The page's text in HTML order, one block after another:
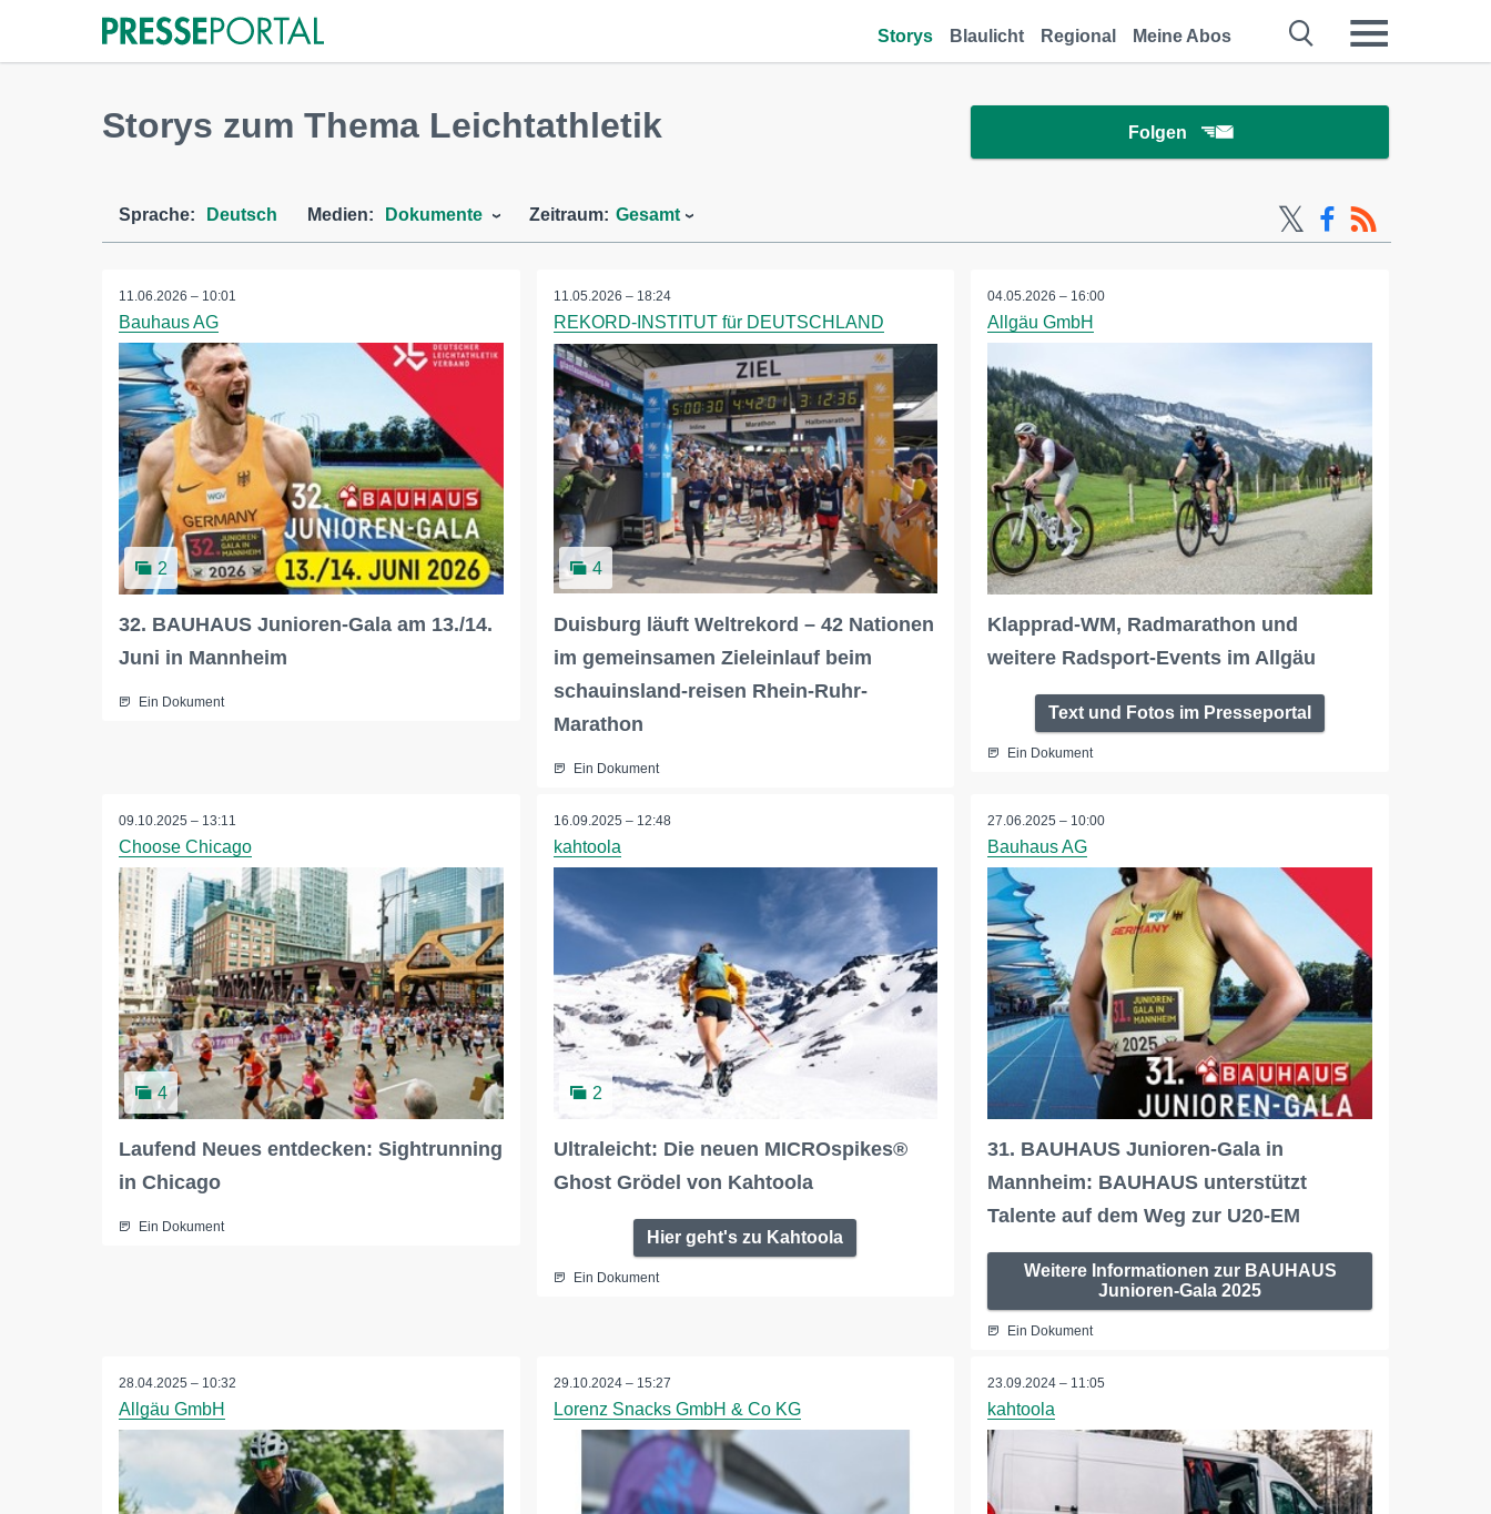
Storys Blaulicht Regional Meine Abos
Storys zum Thema Leichtathletik Folgen
Sprache: Deutsch Medien: Dokumente Zeitraum: Gesamt
11.06.2026 – 10:01
Bauhaus AG
2
32. BAUHAUS Junioren-Gala am 13./14.
Juni in Mannheim
Ein Dokument
11.05.2026 – 18:24
REKORD-INSTITUT für DEUTSCHLAND
4
Duisburg läuft Weltrekord – 42 Nationen
im gemeinsamen Zieleinlauf beim
schauinsland-reisen Rhein-Ruhr-
Marathon
Ein Dokument
04.05.2026 – 16:00
Allgäu GmbH
Klapprad-WM, Radmarathon und
weitere Radsport-Events im Allgäu
Text und Fotos im Presseportal
Ein Dokument
09.10.2025 – 13:11
Choose Chicago
4
Laufend Neues entdecken: Sightrunning
in Chicago
Ein Dokument
16.09.2025 – 12:48
kahtoola
2
Ultraleicht: Die neuen MICROspikes®
Ghost Grödel von Kahtoola
Hier geht's zu Kahtoola
Ein Dokument
27.06.2025 – 10:00
Bauhaus AG
31. BAUHAUS Junioren-Gala in
Mannheim: BAUHAUS unterstützt
Talente auf dem Weg zur U20-EM
Weitere Informationen zur BAUHAUS
Junioren-Gala 2025
Ein Dokument
28.04.2025 – 10:32
Allgäu GmbH
29.10.2024 – 15:27
Lorenz Snacks GmbH & Co KG
23.09.2024 – 11:05
kahtoola